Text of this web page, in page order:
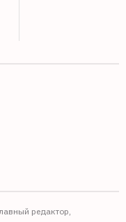
редактор,